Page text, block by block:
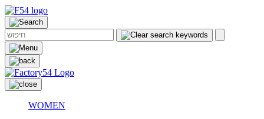
WOMEN